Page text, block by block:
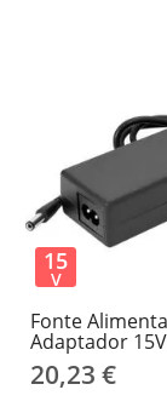
Fonte
Adaptador
20,23 €
15
V